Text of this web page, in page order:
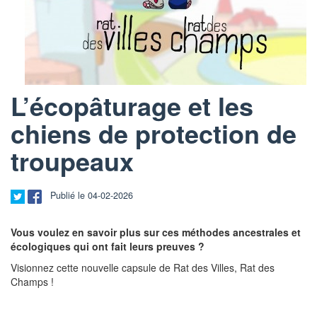
L’écopâturage et les
chiens de protection de
troupeaux
Publié le 04-02-2026
Vous voulez en savoir plus sur ces méthodes ancestrales et
écologiques qui ont fait leurs preuves ?
Visionnez cette nouvelle capsule de Rat des Villes, Rat des
Champs !